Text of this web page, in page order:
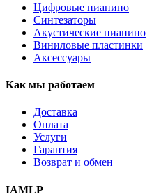
Цифровые пианино
Синтезаторы
Акустические пианино
Виниловые пластинки
Аксессуары
Как мы работаем
Доставка
Оплата
Услуги
Гарантия
Возврат и обмен
IAMLP